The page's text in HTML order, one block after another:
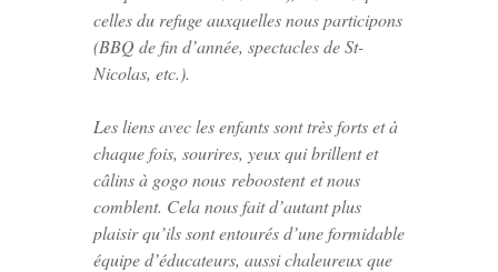
celles du refuge auxquelles nous participons
(BBQ de fin d’année, spectacles de St-
Nicolas, etc.).
Les liens avec les enfants sont très forts et à
chaque fois, sourires, yeux qui brillent et
câlins à gogo nous reboostentet nous
comblent. Cela nous fait d’autant plus
plaisir qu’ils sont entourés d’une formidable
équipe d’éducateurs, aussi chaleureux que